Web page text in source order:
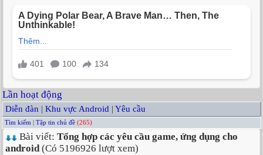
Lần hoạt động
Diễn đàn | Khu vực Android | Yêu cầu
Tìm kiếm Tập tin chủ đề (265)
Bài viết: Tổng hợp các yêu cầu game, ứng dụng cho
android(Có 5196926 lượt xem)